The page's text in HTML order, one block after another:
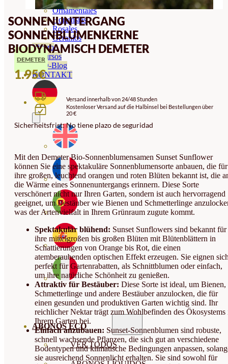
Ornamentales
Hortensias
Rosales
Geranios
Vivero
Recursos
ECO-Blog
KONTAKT
ABONOS ECO
VER TODOS
SONNENUNTERGANG
SONNENBLUMENKERNE
BIODYNAMISCH DEMETER
DEMETER
1.95€
Versand innerhalb von 24/48 Stunden
Kostenloser Versand auf die Halbinsel bei Bestellungen über
20 €
Sicherheitsfrist: No tiene plazo de seguridad
Mit den Demeter Bio-Sonnenblumensamen Sunset Sunflower
können Sie eine spektakuläre Sonnenblumensorte anbauen, die für
ihre großen, leuchtend orangen und roten Blüten bekannt ist, die
die Wärme eines Sonnenuntergangs erinnern. Diese Sorte
verschönert nicht nur Ihren Garten, sondern ist auch hervorragend
geeignet, um Bestäuber wie Bienen und Schmetterlinge
was der Artenvielfalt in Ihrem Grünraum zugute kommt.
Spektakulär blühend: Sunset Sunflowers sind bekannt für
ihre mittelgroßen bis großen Blüten mit Blütenblättern in
Schattierungen von Orange bis Rot, die einen
atemberaubenden optischen Effekt erzeugen. Sie eignen
perfekt für Gartenrabatten, als Schnittblumen oder einfach,
um ihre natürliche Schönheit zu genießen.
Attraktiv für Bestäuber: Diese Sorte ist ideal, um Bienen,
Schmetterlinge und andere Bestäuber anzulocken, die für
einen gesunden und produktiven Garten wichtig sind. Ihr
reichlicher Nektar trägt zum Wohlbefinden des Ökosystems
Ihrem Garten bei.
Einfach anzubauen: Sunset-Sonnenblumen sind robuste,
schnell wachsende Pflanzen, die sich gut an verschiedene
Bodentypen und klimatische Bedingungen anpassen,
sie ausreichend Sonnenlicht erhalten. Sie sind sowohl für